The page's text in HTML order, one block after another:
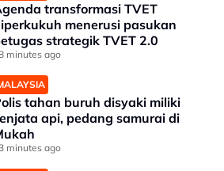
transformasi TVET
menerusi pasukan
strategik TVET 2.0
minutes ago
tahan buruh disyaki miliki
api, pedang samurai di
minutes ago